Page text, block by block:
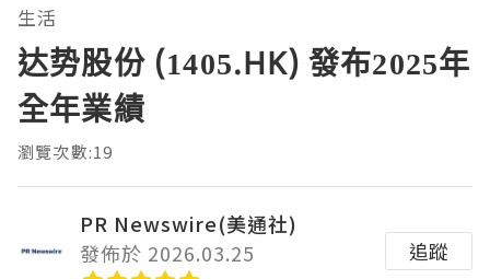
生活
达势股份 (1405.HK) 發布2025年
全年業績
瀏覽次數:19
PR Newswire(美通社)
發佈於 2026.03.25
追蹤